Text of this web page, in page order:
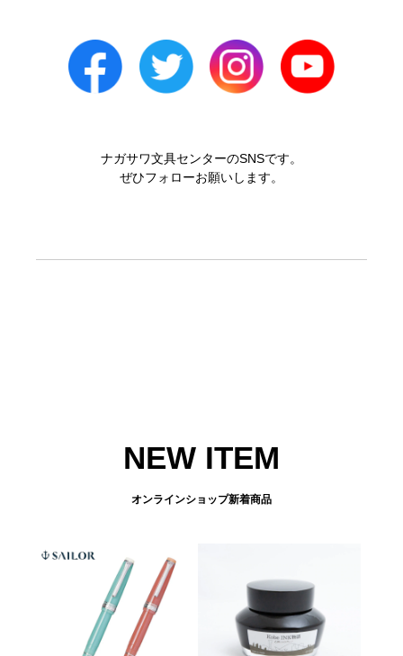
ナガサワ文具センターのSNSです。
ぜひフォローお願いします。
NEW ITEM
オンラインショップ新着商品